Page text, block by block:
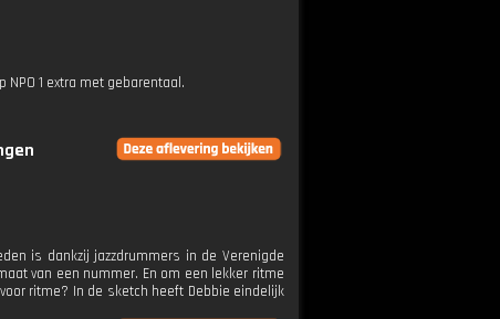
1 extra met gebarentaal.
is dankzij jazzdrummers in de Verenigde
van een nummer. En om een lekker ritme
ritme? In de sketch heeft Debbie eindelijk